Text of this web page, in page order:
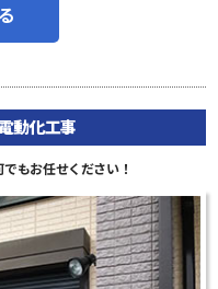
動化工事
もお任せください！